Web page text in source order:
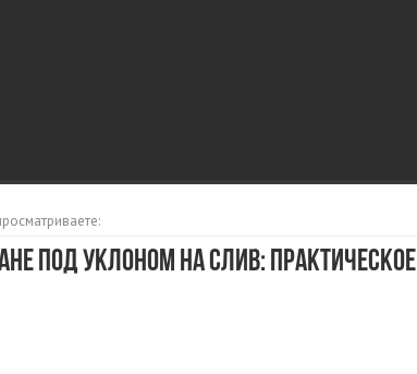
под уклоном на слив: практическое